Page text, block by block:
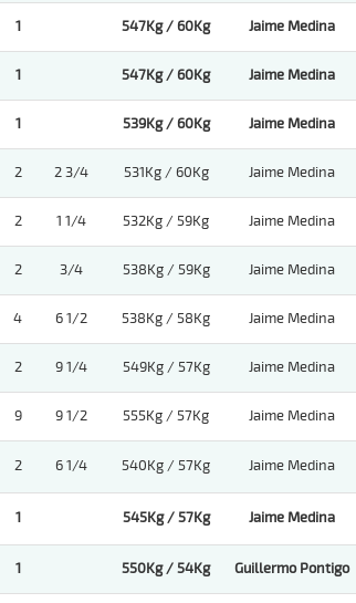
1 547Kg / 60Kg Jaime Medina
1 547Kg / 60Kg Jaime Medina
1 539Kg / 60Kg Jaime Medina
2 2 3/4 531Kg / 60Kg Jaime Medina
2 1 1/4 532Kg / 59Kg Jaime Medina
2 3/4 538Kg / 59Kg Jaime Medina
4 6 1/2 538Kg / 58Kg Jaime Medina
2 9 1/4 549Kg / 57Kg Jaime Medina
9 9 1/2 555Kg / 57Kg Jaime Medina
2 6 1/4 540Kg / 57Kg Jaime Medina
1 545Kg / 57Kg Jaime Medina
1 550Kg / 54Kg Guillermo Pontigo